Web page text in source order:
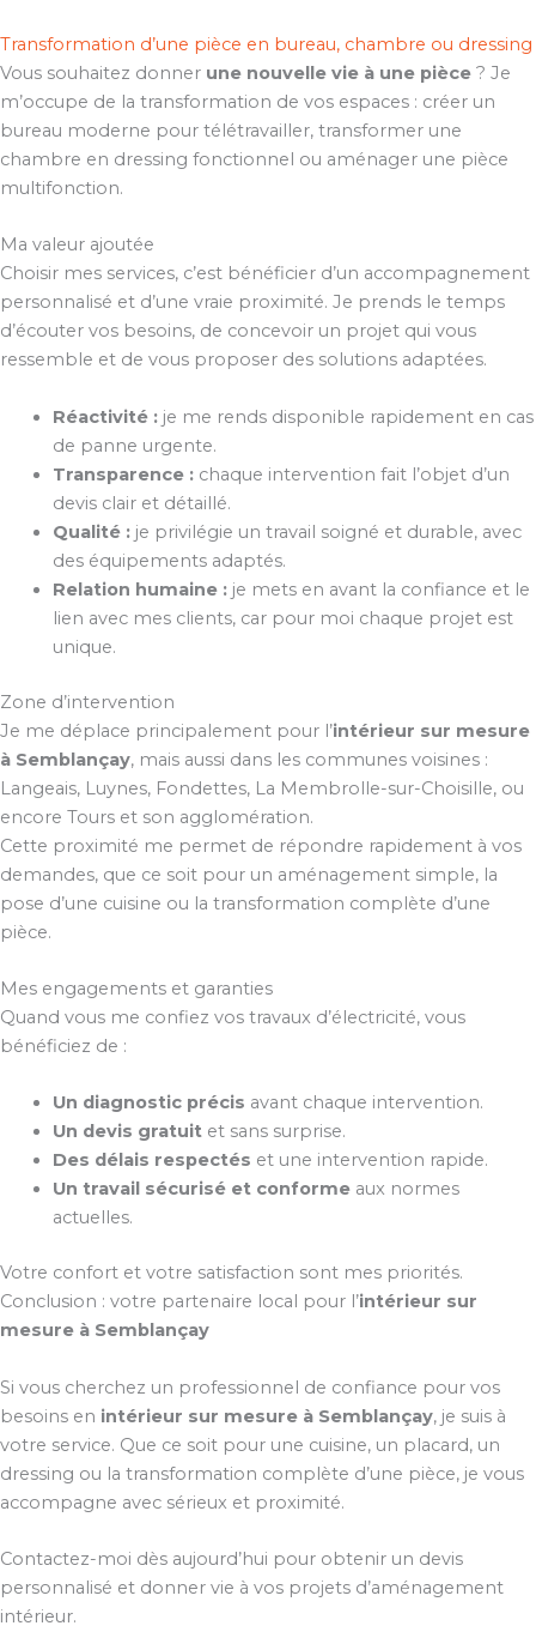
Transformation d’une pièce en bureau, chambre ou dressing
Vous souhaitez donner une nouvelle vie à une pièce ? Je
m’occupe de la transformation de vos espaces : créer un
bureau moderne pour télétravailler, transformer une
chambre en dressing fonctionnel ou aménager une pièce
multifonction.
Ma valeur ajoutée
Choisir mes services, c’est bénéficier d’un accompagnement
personnalisé et d’une vraie proximité. Je prends le temps
d’écouter vos besoins, de concevoir un projet qui vous
ressemble et de vous proposer des solutions adaptées.
Réactivité :je me rends disponible rapidement en cas
de panne urgente.
Transparence :chaque intervention fait l’objet d’un
devis clair et détaillé.
Qualité :je privilégie un travail soigné et durable, avec
des équipements adaptés.
Relation humaine :je mets en avant la confiance et le
lien avec mes clients, car pour moi chaque projet est
unique.
Zone d’intervention
Je me déplace principalement pour l’intérieur sur mesure
à Semblançay, mais aussi dans les communes voisines :
Langeais, Luynes, Fondettes, La Membrolle-sur-Choisille, ou
encore Tours et son agglomération.
Cette proximité me permet de répondre rapidement à vos
demandes, que ce soit pour un aménagement simple, la
pose d’une cuisine ou la transformation complète d’une
pièce.
Mes engagements et garanties
Quand vous me confiez vos travaux d’électricité, vous
bénéficiez de :
Un diagnostic précis avant chaque intervention.
Un devis gratuitet sans surprise.
Des délais respectés et une intervention rapide.
Un travail sécurisé et conformeaux normes
actuelles.
Votre confort et votre satisfaction sont mes priorités.
Conclusion : votre partenaire local pour l’intérieur sur
mesure à Semblançay
Si vous cherchez un professionnel de confiance pour vos
besoins en intérieur sur mesure à Semblançay, je suis à
votre service. Que ce soit pour une cuisine, un placard, un
dressing ou la transformation complète d’une pièce, je vous
accompagne avec sérieux et proximité.
Contactez-moi dès aujourd’hui pour obtenir un devis
personnalisé et donner vie à vos projets d’aménagement
intérieur.